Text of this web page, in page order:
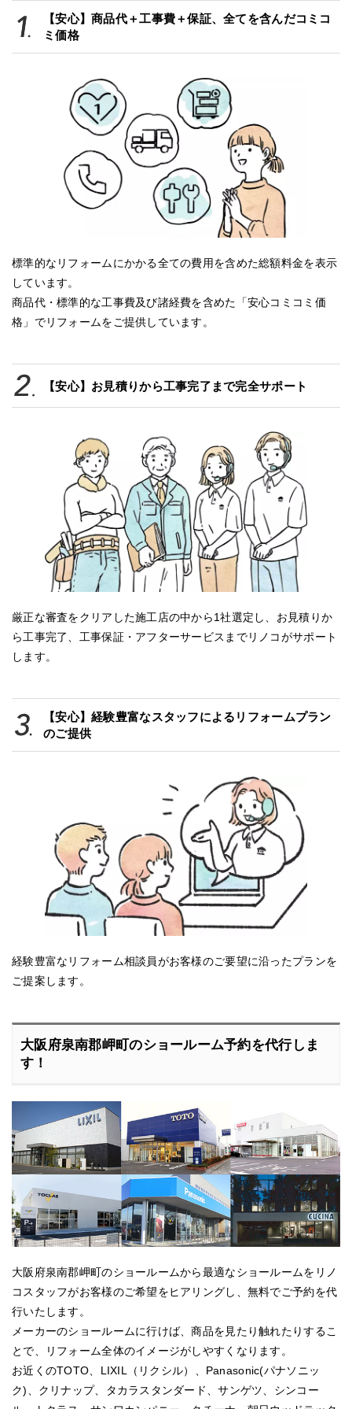
【安心】商品代＋工事費＋保証、全てを含んだコミコ
ミ価格
標準的なリフォームにかかる全ての費用を含めた総額料金を表示
しています。
商品代・標準的な工事費及び諸経費を含めた「安心コミコミ価
格」でリフォームをご提供しています。
【安心】お見積りから工事完了まで完全サポート
厳正な審査をクリアした施工店の中から1社選定し、お見積りか
ら工事完了、工事保証・アフターサービスまでリノコがサポート
します。
【安心】経験豊富なスタッフによるリフォームプラン
のご提供
経験豊富なリフォーム相談員がお客様のご要望に沿ったプランを
ご提案します。
大阪府泉南郡岬町のショールーム予約を代行しま
す！
大阪府泉南郡岬町のショールームから最適なショールームをリノ
コスタッフがお客様のご希望をヒアリングし、無料でご予約を代
行いたします。
メーカーのショールームに行けば、商品を見たり触れたりするこ
とで、リフォーム全体のイメージがしやすくなります。
お近くのTOTO、LIXIL（リクシル）、Panasonic(パナソニッ
ク)、クリナップ、タカラスタンダード、サンゲツ、シンコー